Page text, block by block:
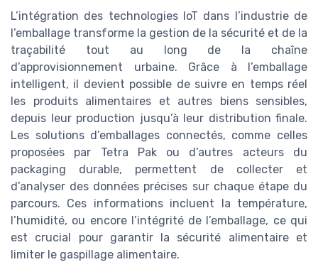
L’intégration des technologies IoT dans l’industrie de
l’emballage transforme la gestion de la sécurité et de la
traçabilité tout au long de la chaîne
d’approvisionnement urbaine. Grâce à l’emballage
intelligent, il devient possible de suivre en temps réel
les produits alimentaires et autres biens sensibles,
depuis leur production jusqu’à leur distribution finale.
Les solutions d’emballages connectés, comme celles
proposées par Tetra Pak ou d’autres acteurs du
packaging durable, permettent de collecter et
d’analyser des données précises sur chaque étape du
parcours. Ces informations incluent la température,
l’humidité, ou encore l’intégrité de l’emballage, ce qui
est crucial pour garantir la sécurité alimentaire et
limiter le gaspillage alimentaire.